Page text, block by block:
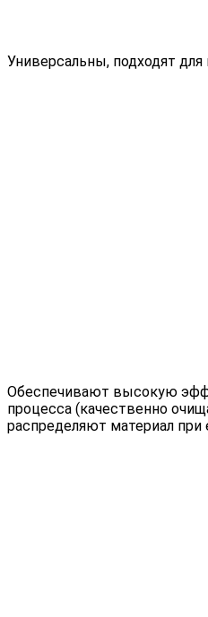
Универсальны, подходят
Обеспечивают высокую
процесса (качественно
распределяют материал при